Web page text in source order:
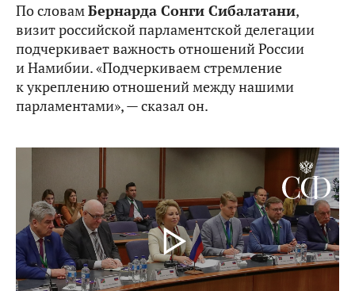
По словамБернарда Сонги Сибалатани,
визит российской парламентской делегации
подчеркивает важность отношений России
и Намибии. «Подчеркиваем стремление
к укреплению отношений между нашими
парламентами», — сказал он.